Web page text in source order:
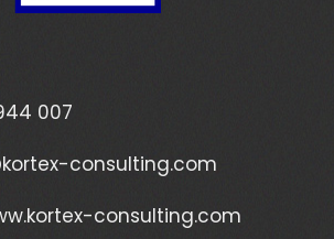
007
consulting.com
consulting.com